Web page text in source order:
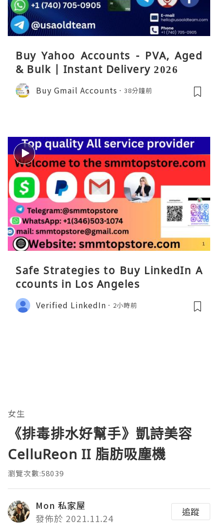
Buy Yahoo Accounts - PVA, Aged
& Bulk | Instant Delivery 2026
Buy Gmail Accounts 38分鐘前
Safe Strategies to Buy LinkedIn A
ccounts in Los Angeles
Verified LinkedIn 2小時前
女生
《排毒排水好幫手》凱詩美容
CelluReon II 脂肪吸塵機
瀏覽次數:58039
Mon 私家屋
發佈於 2021.11.24
追蹤